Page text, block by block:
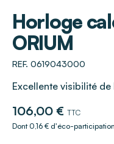
Horloge
ORIUM
REF. 0619043000
Excellente visibilité
106,00 € TTC
Dont 0,16 € d'éco-participation